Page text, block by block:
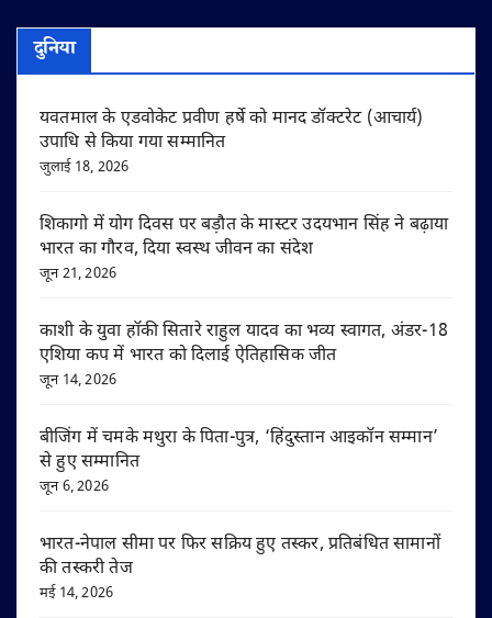
दुनिया
यवतमाल के एडवोकेट प्रवीण हर्षे को मानद डॉक्टरेट (आचार्य)
उपाधि से किया गया सम्मानित
जुलाई 18, 2026
शिकागो में योग दिवस पर बड़ौत के मास्टर उदयभान सिंह ने बढ़ाया
भारत का गौरव, दिया स्वस्थ जीवन का संदेश
जून 21, 2026
काशी के युवा हॉकी सितारे राहुल यादव का भव्य स्वागत, अंडर-18
एशिया कप में भारत को दिलाई ऐतिहासिक जीत
जून 14, 2026
बीजिंग में चमके मथुरा के पिता-पुत्र, ‘हिंदुस्तान आइकॉन सम्मान’
से हुए सम्मानित
जून 6, 2026
भारत-नेपाल सीमा पर फिर सक्रिय हुए तस्कर, प्रतिबंधित सामानों
की तस्करी तेज
मई 14, 2026